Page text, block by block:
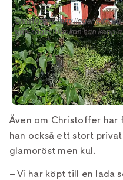
Christoffers torp ligger mitt på
själv säger. Här kan han
Även om Christoffer har
han också ett stort
glamoröst men kul.
– Vi har köpt till en lada